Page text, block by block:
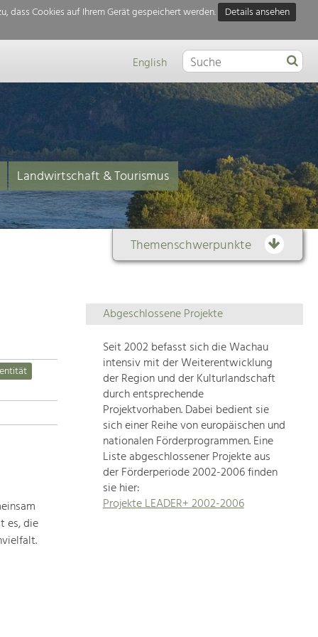
dass Cookies auf Ihrem Gerät gespeichert werden.
Details ansehen
English
Landwirtschaft & Tourismus
Themenschwerpunkte
Themenübersicht
Die
Regionalentwicklung
in
unserer
Region
ist
sehr
vielfältig.
Deshalb
geben
wir
hier
es, die
Abgeschlossene Projekte
Seit 2002 befasst sich die Wachau
intensiv mit der Weiterentwicklung
der Region und der Kulturlandschaft
durch entsprechende
Projektvorhaben. Dabei bedient sie
sich einer Reihe von europäischen und
nationalen Förderprogrammen. Eine
Liste abgeschlossener Projekte aus
der Förderperiode 2002-2006 finden
sie hier:
Projekte LEADER+ 2002-2006